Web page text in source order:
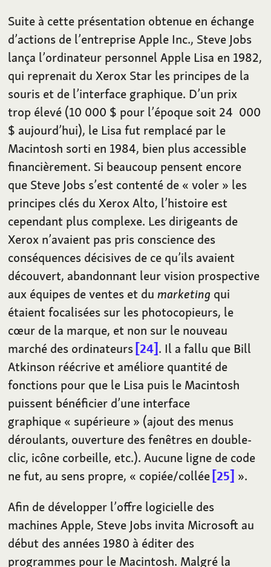
Suite à cette présentation obtenue en échange
d’actions de l’entreprise Apple Inc., Steve Jobs
lança l’ordinateur personnel Apple Lisa en 1982,
qui reprenait du Xerox Star les principes de la
souris et de l’interface graphique. D’un prix
trop élevé (10 000 $ pour l’époque soit 24 000
$ aujourd’hui), le Lisa fut remplacé par le
Macintosh sorti en 1984, bien plus accessible
financièrement. Si beaucoup pensent encore
que Steve Jobs s’est contenté de « voler » les
principes clés du Xerox Alto, l’histoire est
cependant plus complexe. Les dirigeants de
Xerox n’avaient pas pris conscience des
conséquences décisives de ce qu’ils avaient
découvert, abandonnant leur vision prospective
aux équipes de ventes et dumarketing qui
étaient focalisées sur les photocopieurs, le
cœur de la marque, et non sur le nouveau
marché des ordinateurs 24 . Il a fallu que Bill
Atkinson réécrive et améliore quantité de
fonctions pour que le Lisa puis le Macintosh
puissent bénéficier d’une interface
graphique « supérieure » (ajout des menus
déroulants, ouverture des fenêtres en double-
clic, icône corbeille, etc.). Aucune ligne de code
ne fut, au sens propre, « copiée/collée 25 ».
Afin de développer l’offre logicielle des
machines Apple, Steve Jobs invita Microsoft au
début des années 1980 à éditer des
programmes pour le Macintosh. Malgré la